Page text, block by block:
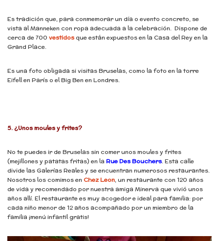
Es tradición que, para conmemorar un día o evento concreto, se
vista al Manneken con ropa adecuada a la celebración. Dispone de
cerca de 700 vestidosque están expuestos en la Casa del Rey en la
Grand Place.
Es una foto obligada si visitas Bruselas, como la foto en la torre
Eifell en París o el Big Ben en Londres.
5.¿Unos moules y frites?
No te puedes ir de Bruselas sin comer unos moules y frites
(mejillones y patatas fritas) en la Rue Des Bouchers. Esta calle
divide las Galerías Reales y se encuentran numerosos restaurantes.
Nosotros los comimos en Chez Leon, un restaurante con 120 años
de vida y recomendado por nuestra amiga Minerva que vivió unos
años allí. El restaurante es muy acogedor e ideal para familia: por
cada niño menor de 12 años acompañado por un miembro de la
familia ¡menú infantil gratis!